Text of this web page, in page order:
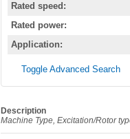
Rated speed:
Rated power:
Application:
Toggle Advanced Search
Description
Machine Type, Excitation/Rotor